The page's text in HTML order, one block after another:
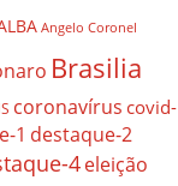
Angelo Coronel
Brasilia
coronavírus covid-
1 destaque-2
4eleição